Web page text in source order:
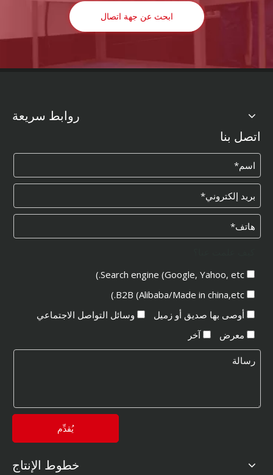
ابحث عن جهة اتصال
روابط سريعة
اتصل بنا
أوصى بها صديق أو زميل
وسائل التواصل الاجتماعي
معرض
آخر
يُقدِّم
خطوط الإنتاج